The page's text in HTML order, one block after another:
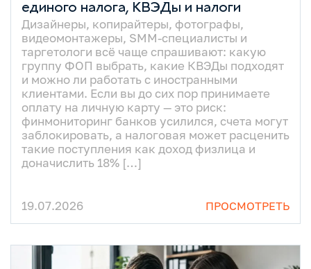
единого налога, КВЭДы и налоги
Дизайнеры, копирайтеры, фотографы,
видеомонтажеры, SMM-специалисты и
таргетологи всё чаще спрашивают: какую
группу ФОП выбрать, какие КВЭДы подходят
и можно ли работать с иностранными
клиентами. Если вы до сих пор принимаете
оплату на личную карту — это риск:
финмониторинг банков усилился, счета могут
заблокировать, а налоговая может расценить
такие поступления как доход физлица и
доначислить 18% […]
19.07.2026 ПРОСМОТРЕТЬ